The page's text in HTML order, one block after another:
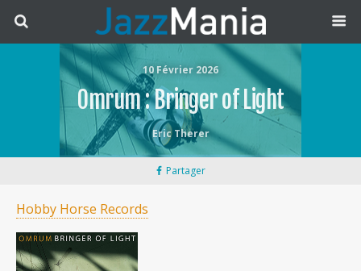
10 Février 2026
Omrum : Bringer of Light
Eric Therer
Partager
Hobby Horse Records